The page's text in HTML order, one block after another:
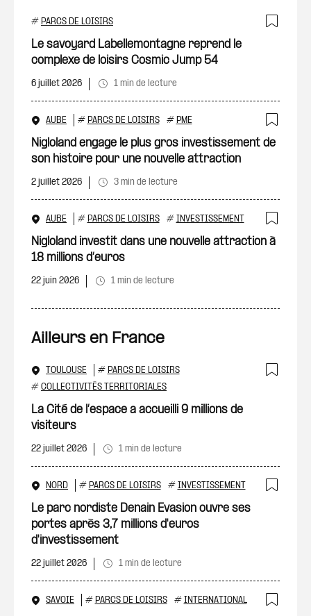
# PARCS DE LOISIRS
Le savoyard Labellemontagne reprend le
complexe de loisirs Cosmic Jump 54
6 juillet 2026 1 min de lecture
AUBE # PARCS DE LOISIRS # PME
Nigloland engage le plus gros investissement de
son histoire pour une nouvelle attraction
2 juillet 2026 3 min de lecture
AUBE # PARCS DE LOISIRS # INVESTISSEMENT
Nigloland investit dans une nouvelle attraction à
18 millions d’euros
22 juin 2026 1 min de lecture
Ailleurs en France
TOULOUSE # PARCS DE LOISIRS
# COLLECTIVITÉS TERRITORIALES
La Cité de l’espace a accueilli 9 millions de
visiteurs
22 juillet 2026 1 min de lecture
NORD # PARCS DE LOISIRS # INVESTISSEMENT
Le parc nordiste Denain Evasion ouvre ses
portes après 3,7 millions d'euros
d'investissement
22 juillet 2026 1 min de lecture
SAVOIE # PARCS DE LOISIRS # INTERNATIONAL